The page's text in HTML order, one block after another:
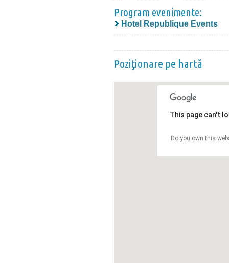
Program evenimente:
Hotel Republique Events
Poziţionare pe hartă
This page can't
Do you own this